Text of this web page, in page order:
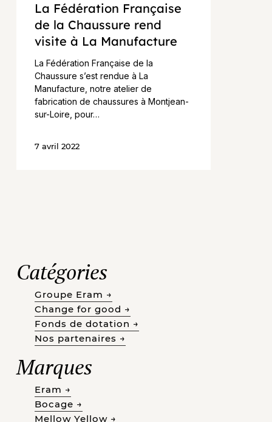
La Fédération Française
de la Chaussure rend
visite à La Manufacture
La Fédération Française de la
Chaussure s’est rendue à La
Manufacture, notre atelier de
fabrication de chaussures à Montjean-
sur-Loire, pour…
7 avril 2022
Catégories
Groupe Eram →
Change for good →
Fonds de dotation →
Nos partenaires →
Marques
Eram →
Bocage →
Mellow Yellow →